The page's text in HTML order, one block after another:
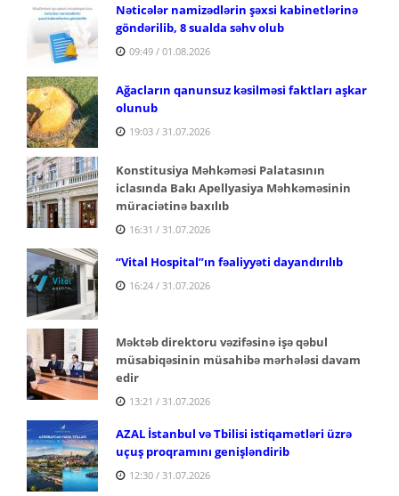
Nəticələr namizədlərin şəxsi kabinetlərinə
göndərilib, 8 sualda səhv olub
09:49 / 01.08.2026
Ağacların qanunsuz kəsilməsi faktları aşkar
olunub
19:03 / 31.07.2026
Konstitusiya Məhkəməsi Palatasının
iclasında Bakı Apellyasiya Məhkəməsinin
müraciətinə baxılıb
16:31 / 31.07.2026
“Vital Hospital”ın fəaliyyəti dayandırılıb
16:24 / 31.07.2026
Məktəb direktoru vəzifəsinə işə qəbul
müsabiqəsinin müsahibə mərhələsi davam
edir
13:21 / 31.07.2026
AZAL İstanbul və Tbilisi istiqamətləri üzrə
uçuş proqramını genişləndirib
12:30 / 31.07.2026